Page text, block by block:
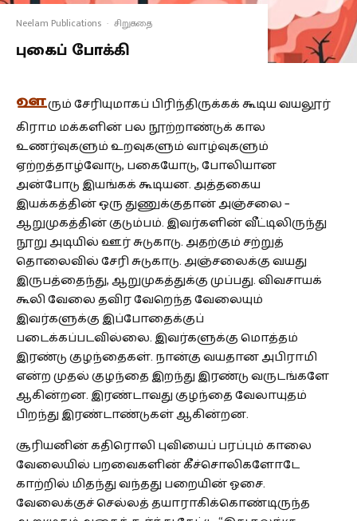
Neelam Publications · சிறுகதை
புகைப் போக்கி
ஊரும் சேரியுமாகப் பிரிந்திருக்கக் கூடிய வயலூர்
கிராம மக்களின் பல நூற்றாண்டுக் கால
உணர்வுகளும் உறவுகளும் வாழ்வுகளும்
ஏற்றத்தாழ்வோடு, பகையோடு, போலியான
அன்போடு இயங்கக் கூடியன. அத்தகைய
இயக்கத்தின் ஒரு துணுக்குதான் அஞ்சலை –
ஆறுமுகத்தின் குடும்பம். இவர்களின் வீட்டிலிருந்து
நூறு அடியில் ஊர் சுடுகாடு. அதற்கும் சற்றுத்
தொலைவில் சேரி சுடுகாடு. அஞ்சலைக்கு வயது
இருபத்தைந்து, ஆறுமுகத்துக்கு முப்பது. விவசாயக்
கூலி வேலை தவிர வேறெந்த வேலையும்
இவர்களுக்கு இப்போதைக்குப்
படைக்கப்படவில்லை. இவர்களுக்கு மொத்தம்
இரண்டு குழந்தைகள். நான்கு வயதான அபிராமி
என்ற முதல் குழந்தை இறந்து இரண்டு வருடங்களே
ஆகின்றன. இரண்டாவது குழந்தை வேலாயுதம்
பிறந்து இரண்டாண்டுகள் ஆகின்றன.
சூரியனின் கதிரொலி புவியைப் பரப்பும் காலை
வேலையில் பறவைகளின் கீச்சொலிகளோடே
காற்றில் மிதந்து வந்தது பறையின் ஓசை.
வேலைக்குச் செல்லத் தயாராகிக்கொண்டிருந்த